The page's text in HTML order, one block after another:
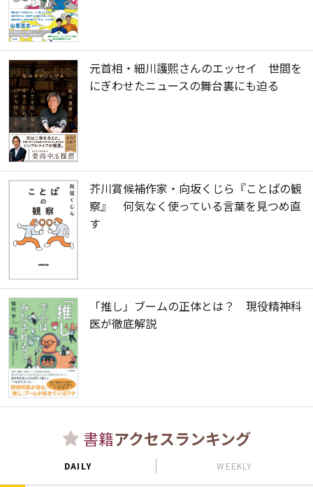
元首相・細川護熙さんのエッセイ 世間を
にぎわせたニュースの舞台裏にも迫る
芥川賞候補作家・向坂くじら『ことぱの観
察』 何気なく使っている言葉を見つめ直
す
「推し」ブームの正体とは？ 現役精神科
医が徹底解説
書籍アクセスランキング
DAILY WEEKLY